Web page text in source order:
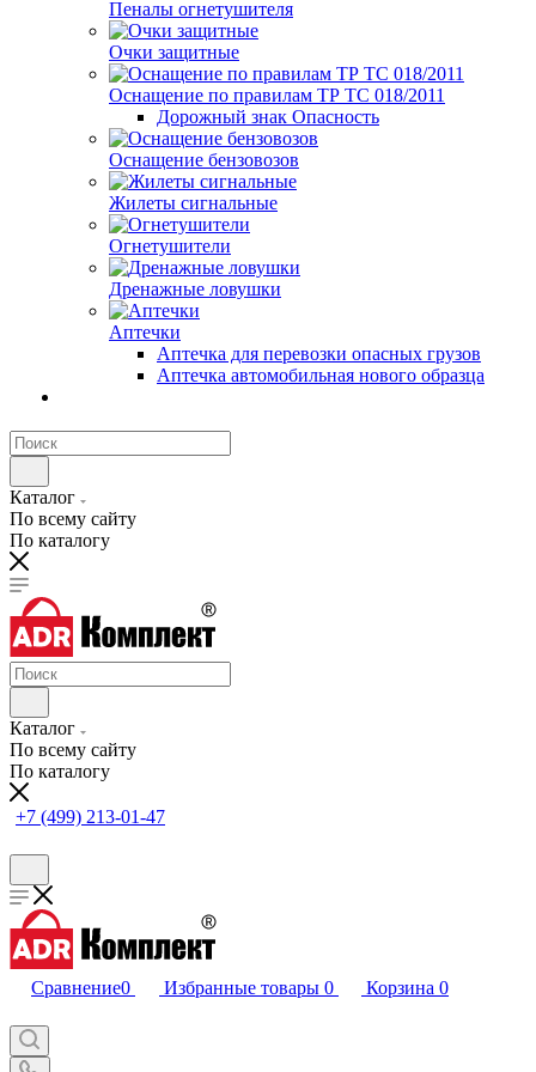
Пеналы огнетушителя
Очки защитные
Оснащение по правилам ТР ТС 018/2011
Дорожный знак Опасность
Оснащение бензовозов
Жилеты сигнальные
Огнетушители
Дренажные ловушки
Аптечки
Аптечка для перевозки опасных грузов
Аптечка автомобильная нового образца
Каталог
По всему сайту
По каталогу
Каталог
По всему сайту
По каталогу
+7 (499) 213-01-47
Сравнение0 Избранные товары 0 Корзина 0